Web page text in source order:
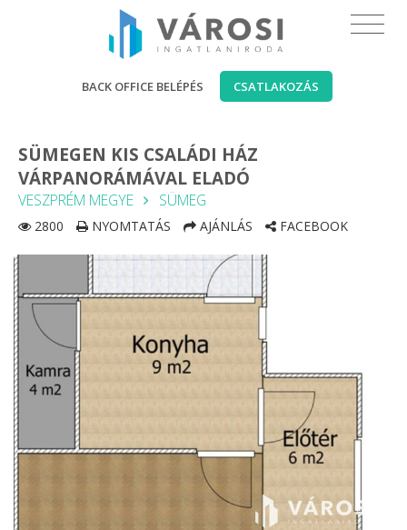
BACK OFFICE BELÉPÉS CSATLAKOZÁS
SÜMEGEN KIS CSALÁDI HÁZ
VÁRPANORÁMÁVAL ELADÓ
VESZPRÉM MEGYE SÜMEG
2800 NYOMTATÁS AJÁNLÁS FACEBOOK